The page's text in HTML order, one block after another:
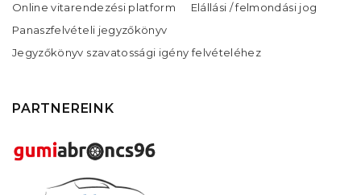
Online vitarendezési platform
Elállási / felmondási jog
Panaszfelvételi jegyzőkönyv
Jegyzőkönyv szavatossági igény felvételéhez
PARTNEREINK